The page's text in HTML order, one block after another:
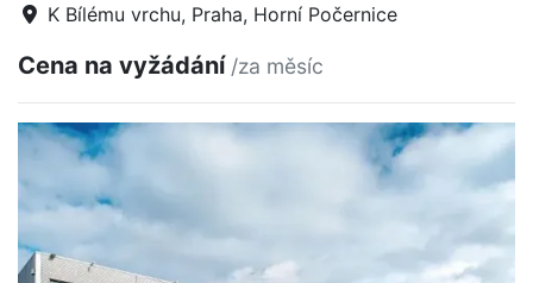
K Bílému vrchu, Praha, Horní Počernice
Cena na vyžádání /za měsíc